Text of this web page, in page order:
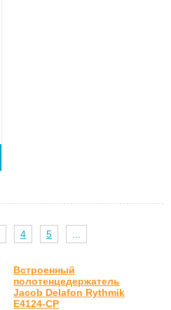
4 5
Встроенный
полотенцедержатель
Jacob Delafon Rythmik
E4124-CP